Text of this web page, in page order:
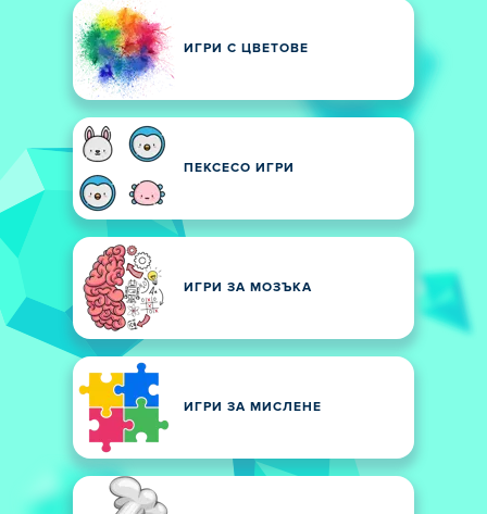
ИГРИ С ЦВЕТОВЕ
ПЕКСЕСО ИГРИ
ИГРИ ЗА МОЗЪКА
ИГРИ ЗА МИСЛЕНЕ